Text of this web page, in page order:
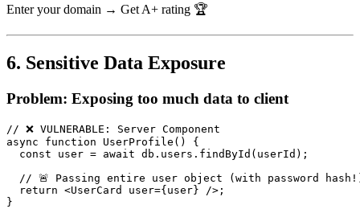
Enter your domain → Get A+ rating 🏆
6. Sensitive Data Exposure
Problem: Exposing too much data to client
// ❌ VULNERABLE: Server Component
async function UserProfile() {
  const user = await db.users.findById(userId);
// 🚨 Passing entire user object (with password
  return <UserCard user={user} />;
}